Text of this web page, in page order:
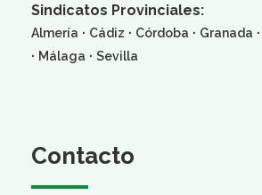
Sindicatos Provinciales:
Almería · Cádiz · Córdoba · Granada ·
· Málaga · Sevilla
Contacto